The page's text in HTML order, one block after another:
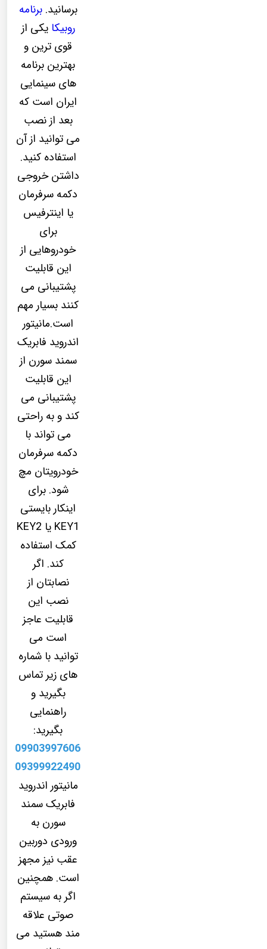
برسانید. برنامه
روبیکا یکی از
قوی ترین و
بهترین برنامه
های سینمایی
ایران است که
بعد از نصب
می توانید از آن
استفاده کنید.
داشتن خروجی
دکمه سرفرمان
یا اینترفیس
برای
خودروهایی از
این قابلیت
پشتیبانی می
کنند بسیار مهم
است.مانیتور
اندروید فابریک
سمند سورن از
این قابلیت
پشتیبانی می
کند و به راحتی
می تواند با
دکمه سرفرمان
خودرویتان مچ
شود. برای
اینکار بایستی
KEY1 یا KEY2
کمک استفاده
کند. اگر
نصابتان از
نصب این
قابلیت عاجز
است می
توانید با شماره
های زیر تماس
بگیرید و
راهنمایی
بگیرید:
09903997606
09399922490
مانیتور اندروید
فابریک سمند
سورن به
ورودی دوربین
عقب نیز مجهز
است. همچنین
اگر به سیستم
صوتی علاقه
مند هستید می